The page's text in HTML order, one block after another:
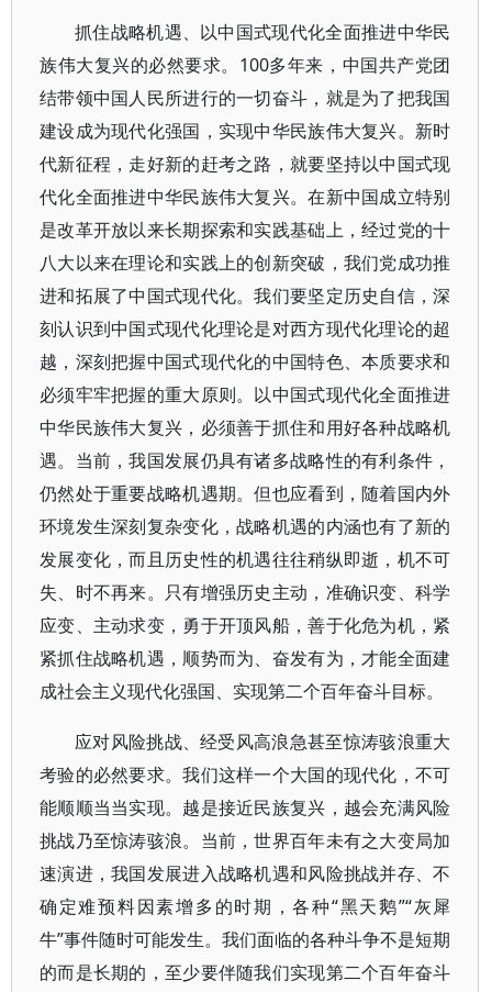
抓住战略机遇、以中国式现代化全面推进中华民
族伟大复兴的必然要求。100多年来，中国共产党团
结带领中国人民所进行的一切奋斗，就是为了把我国
建设成为现代化强国，实现中华民族伟大复兴。新时
代新征程，走好新的赶考之路，就要坚持以中国式现
代化全面推进中华民族伟大复兴。在新中国成立特别
是改革开放以来长期探索和实践基础上，经过党的十
八大以来在理论和实践上的创新突破，我们党成功推
进和拓展了中国式现代化。我们要坚定历史自信，深
刻认识到中国式现代化理论是对西方现代化理论的超
越，深刻把握中国式现代化的中国特色、本质要求和
必须牢牢把握的重大原则。以中国式现代化全面推进
中华民族伟大复兴，必须善于抓住和用好各种战略机
遇。当前，我国发展仍具有诸多战略性的有利条件，
仍然处于重要战略机遇期。但也应看到，随着国内外
环境发生深刻复杂变化，战略机遇的内涵也有了新的
发展变化，而且历史性的机遇往往稍纵即逝，机不可
失、时不再来。只有增强历史主动，准确识变、科学
应变、主动求变，勇于开顶风船，善于化危为机，紧
紧抓住战略机遇，顺势而为、奋发有为，才能全面建
成社会主义现代化强国、实现第二个百年奋斗目标。
应对风险挑战、经受风高浪急甚至惊涛骇浪重大
考验的必然要求。我们这样一个大国的现代化，不可
能顺顺当当实现。越是接近民族复兴，越会充满风险
挑战乃至惊涛骇浪。当前，世界百年未有之大变局加
速演进，我国发展进入战略机遇和风险挑战并存、不
确定难预料因素增多的时期，各种“黑天鹅”“灰犀
牛”事件随时可能发生。我们面临的各种斗争不是短期
的而是长期的，至少要伴随我们实现第二个百年奋斗